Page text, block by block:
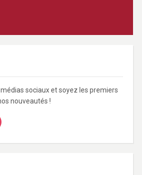
sociaux et soyez les premiers
nouveautés !